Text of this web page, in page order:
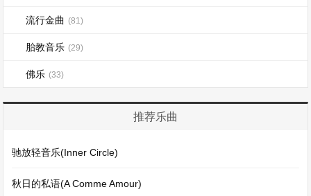
流行金曲 (81)
胎教音乐 (29)
佛乐 (33)
推荐乐曲
驰放轻音乐(Inner Circle)
秋日的私语(A Comme Amour)